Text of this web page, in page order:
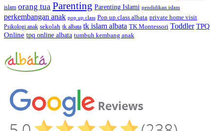
islam orang tua Parenting Parenting Islami pendidikan islam
perkembangan anak pop up class Pop up class albata private home visit
Psikologi anak sekolah tk albata tk islam albata TK Montessori Toddler TPQ
Online tpq online albata tumbuh kembang anak